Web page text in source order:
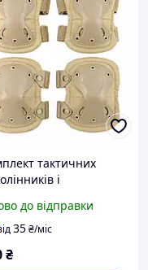
тактичних
і
захисне
для
полю
до відправки
35₴/міс
₴